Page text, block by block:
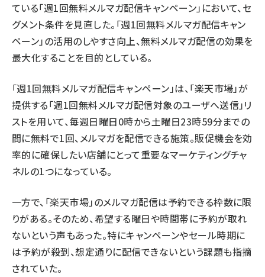
ている「週1回無料メルマガ配信キャンペーン」において、セ
グメント条件を見直した。「週1回無料メルマガ配信キャン
ペーン」の活用のしやすさ向上、無料メルマガ配信の効果を
最大化することを目的としている。
「週1回無料メルマガ配信キャンペーン」は、「楽天市場」が
提供する「週1回無料メルマガ配信対象のユーザへ送信」リ
ストを用いて、毎週日曜日0時から土曜日23時59分までの
間に無料で1回、メルマガを配信できる施策。販促機会を効
率的に確保したい店舗にとって重要なマーケティングチャ
ネルの1つになっている。
一方で、「楽天市場」のメルマガ配信は予約できる枠数に限
りがある。そのため、希望する曜日や時間帯に予約が取れ
ないという声もあった。特にキャンペーンやセール時期に
は予約が殺到、想定通りに配信できないという課題も指摘
されていた。